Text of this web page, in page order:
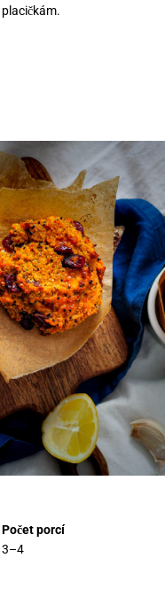
placičkám.
Počet porcí
3–4